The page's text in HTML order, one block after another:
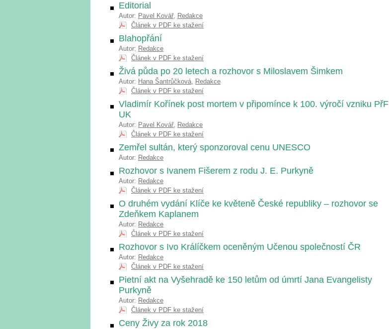
Editorial
Autor: Pavel Kovář, Redakce
Článek v PDF ke stažení
Blahopřání
Autor: Redakce
Článek v PDF ke stažení
Živá půda po 20 letech a rozhovor s Miloslavem Šimkem
Autor: Hana Šantrůčková, Redakce
Článek v PDF ke stažení
Vladimír Kořínek post mortem v připomínce k 100. výročí vzniku PřF
UK
Autor: Pavel Kovář, Redakce
Článek v PDF ke stažení
Zemřel sultán, který sponzoroval cenu UNESCO
Autor: Redakce
Rozhovor s Ivanem Fišerem z rodu J. E. Purkyně
Autor: Redakce
Článek v PDF ke stažení
O druhém vydání Klíče ke květeně České republiky – rozhovor se
Zdeňkem Kaplanem
Autor: Redakce
Článek v PDF ke stažení
Rozhovor s Ivo Králíčkem oceněným Učenou společností ČR
Autor: Redakce
Článek v PDF ke stažení
Pietní akt na Vyšehradě ke 150 letům od úmrtí Jana Evangelisty
Purkyně
Autor: Redakce
Článek v PDF ke stažení
Ceny Živy za rok 2018